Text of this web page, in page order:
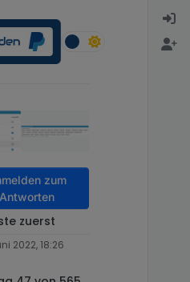
zum
Antworten
zuerst
2022, 18:26